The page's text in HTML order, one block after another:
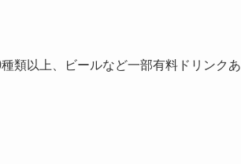
類以上、ビールなど一部有料ドリンクあ